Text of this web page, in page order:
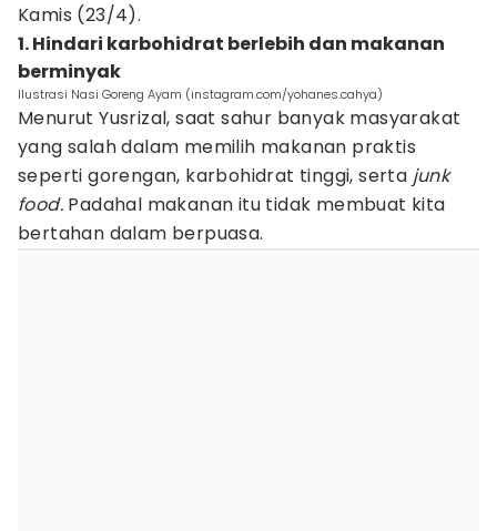
Kamis (23/4).
1. Hindari karbohidrat berlebih dan makanan
berminyak
Ilustrasi Nasi Goreng Ayam (instagram.com/yohanes.cahya)
Menurut Yusrizal, saat sahur banyak masyarakat
yang salah dalam memilih makanan praktis
seperti gorengan, karbohidrat tinggi, serta junk
food. Padahal makanan itu tidak membuat kita
bertahan dalam berpuasa.